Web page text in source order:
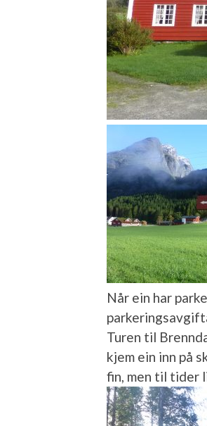
Når ein har
Turen til
kjem ein inn på
fin, men til tider